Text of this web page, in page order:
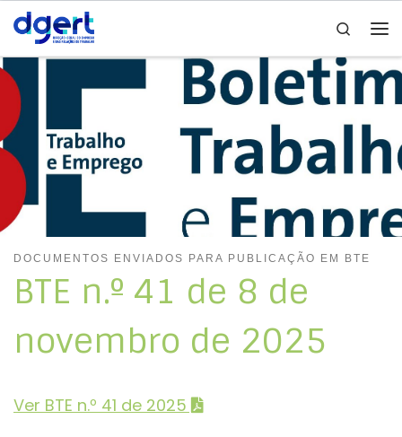
Skip to content
Search
DOCUMENTOS ENVIADOS PARA PUBLICAÇÃO EM BTE
BTE n.º 41 de 8 de
novembro de 2025
Ver BTE n.º 41 de 2025